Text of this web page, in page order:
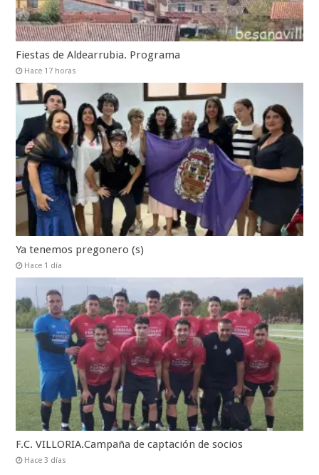
Fiestas de Aldearrubia. Programa
Hace 17 horas
Ya tenemos pregonero (s)
Hace 1 día
F.C. VILLORIA.Campaña de captación de socios
Hace 3 días